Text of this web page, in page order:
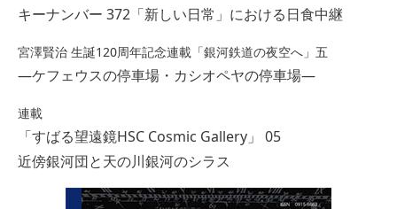
キーナンバー 372「新しい日常」における日食中継
宮澤賢治 生誕120周年記念連載「銀河鉄道の夜空へ」五
―ケフェウスの停車場・カシオペヤの停車場―
連載
「すばる望遠鏡HSC Cosmic Gallery」 05
近傍銀河団と天の川銀河のシラス